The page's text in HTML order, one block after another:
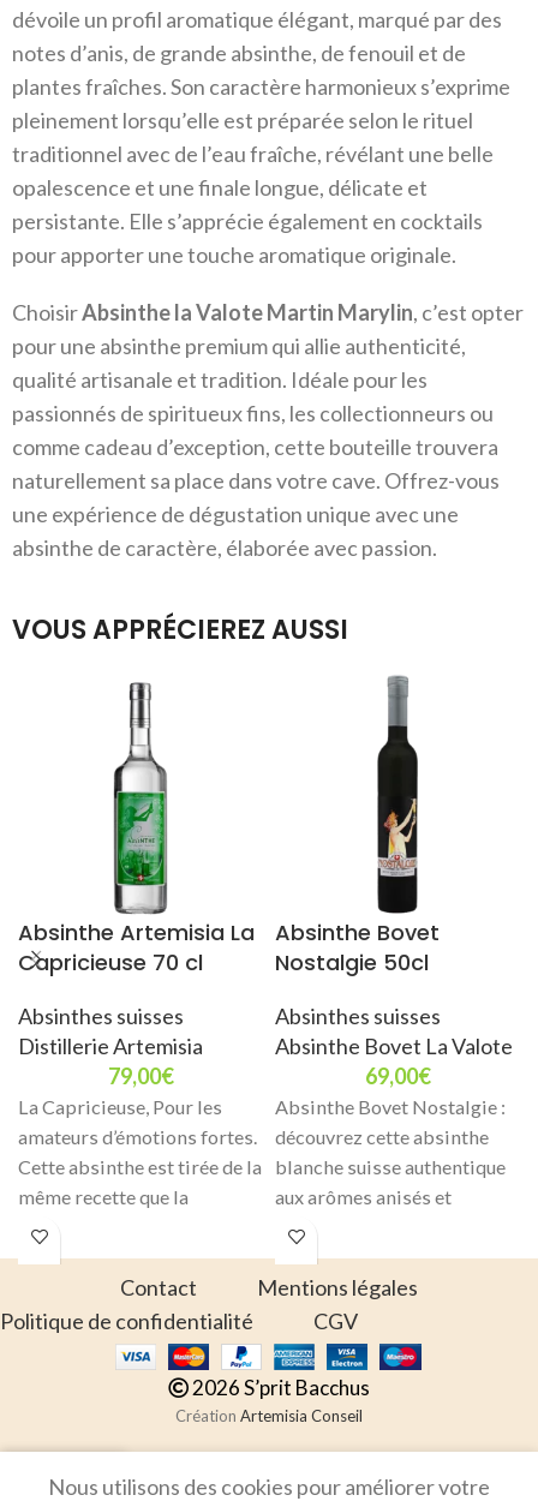
dévoile un profil aromatique élégant, marqué par des
notes d’anis, de grande absinthe, de fenouil et de
plantes fraîches. Son caractère harmonieux s’exprime
pleinement lorsqu’elle est préparée selon le rituel
traditionnel avec de l’eau fraîche, révélant une belle
opalescence et une finale longue, délicate et
persistante. Elle s’apprécie également en cocktails
pour apporter une touche aromatique originale.
ChoisirAbsinthe la Valote Martin Marylin, c’est opter
pour une absinthe premium qui allie authenticité,
qualité artisanale et tradition. Idéale pour les
passionnés de spiritueux fins, les collectionneurs ou
comme cadeau d’exception, cette bouteille trouvera
naturellement sa place dans votre cave. Offrez-vous
une expérience de dégustation unique avec une
absinthe de caractère, élaborée avec passion.
VOUS APPRÉCIEREZ AUSSI
Absinthe Artemisia La
Capricieuse 70 cl
Absinthes suisses
Distillerie Artemisia
79,00€
La Capricieuse, Pour les
amateurs d’émotions fortes.
Cette absinthe est tirée de la
même recette que la
Clandestine. Sa haute
Absinthe Bovet
Nostalgie 50cl
Absinthes suisses
Absinthe Bovet La Valote
69,00€
Absinthe Bovet Nostalgie :
découvrez cette absinthe
blanche suisse authentique
aux arômes anisés et
herbacés. Achetez en ligne
50cl de pur caractère et
finesse.
Contact
Mentions légales
Politique de confidentialité
CGV
2026 S’prit Bacchus
Création Artemisia Conseil
Mes favorisPanier
Mon compte
Nous utilisons des cookies pour améliorer votre